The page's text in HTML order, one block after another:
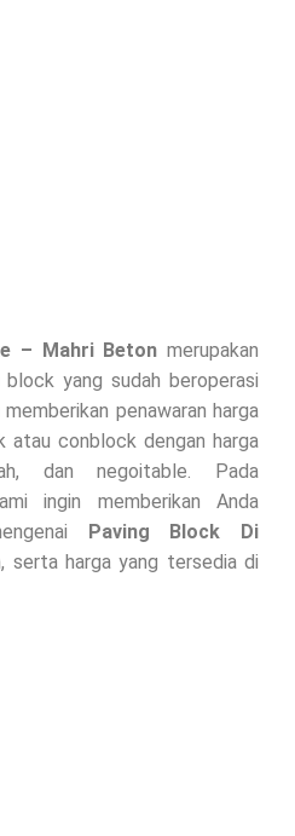
– Mahri Beton merupakan
yang sudah beroperasi
penawaran harga
atau conblock dengan harga
dan negoitable. Pada
ingin memberikan Anda
Paving Block Di
serta harga yang tersedia di